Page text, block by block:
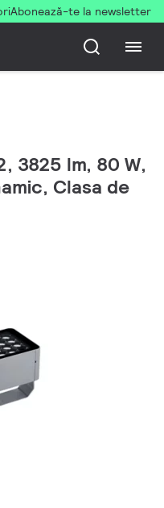
Abonează-te la newsletter
3825 lm, 80 W,
Clasa de